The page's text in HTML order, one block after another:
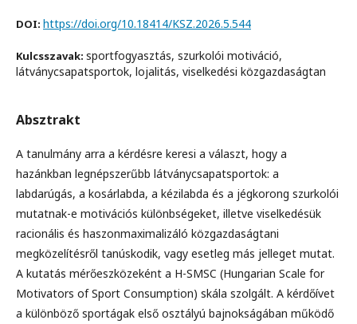
DOI: https://doi.org/10.18414/KSZ.2026.5.544
Kulcsszavak: sportfogyasztás, szurkolói motiváció,
látványcsapatsportok, lojalitás, viselkedési közgazdaságtan
Absztrakt
A tanulmány arra a kérdésre keresi a választ, hogy a
hazánkban legnépszerűbb lát­vány­csa­patsportok: a
labdarúgás, a kosárlabda, a kézilabda és a jégkorong szurkolói
mutatnak-e motivációs különbségeket, illetve viselkedésük
racionális és haszonmaximalizáló közgazdaságtani
megközelítésről tanúskodik, vagy esetleg más jelleget mutat.
A kutatás mérőeszközeként a H-SMSC (Hungarian Scale for
Motivators of Sport Consumption) skála szolgált. A kérdőívet
a különböző sportágak első osztályú bajnokságában működő